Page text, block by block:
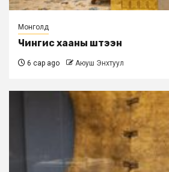
Монголд
Чингис хааны шүтээн
6 сар ago Аюуш Энхтуул